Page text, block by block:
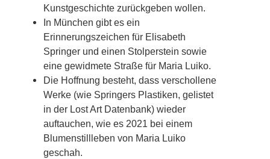
Kunstgeschichte zurückgeben wollen.
In München gibt es ein
Erinnerungszeichen für Elisabeth
Springer und einen Stolperstein sowie
eine gewidmete Straße für Maria Luiko.
Die Hoffnung besteht, dass verschollene
Werke (wie Springers Plastiken, gelistet
in der Lost Art Datenbank) wieder
auftauchen, wie es 2021 bei einem
Blumenstillleben von Maria Luiko
geschah.